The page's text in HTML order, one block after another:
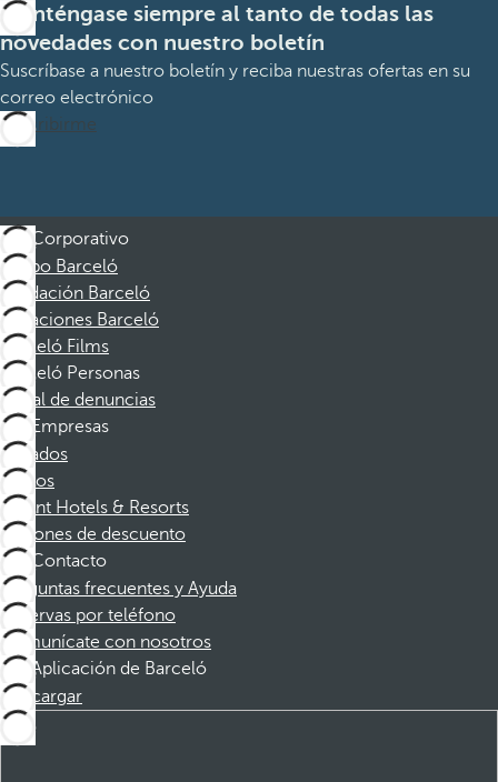
Manténgase siempre al tanto de todas las
novedades con nuestro boletín
Suscríbase a nuestro boletín y reciba nuestras ofertas en su
correo electrónico
Suscribirme
Corporativo
Grupo Barceló
Fundación Barceló
Vacaciones Barceló
Barceló Films
Barceló Personas
Canal de denuncias
Empresas
Afiliados
Socios
Dorint Hotels & Resorts
Cupones de descuento
Contacto
Preguntas frecuentes y Ayuda
Reservas por teléfono
Comunícate con nosotros
Aplicación de Barceló
Descargar